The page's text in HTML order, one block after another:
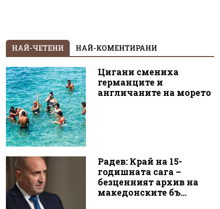
НАЙ-ЧЕТЕНИ НАЙ-КОМЕНТИРАНИ
Цигани смениха
германците и
англичаните на морето
Радев: Край на 15-
годишната сага –
безценният архив на
македонските бъ...